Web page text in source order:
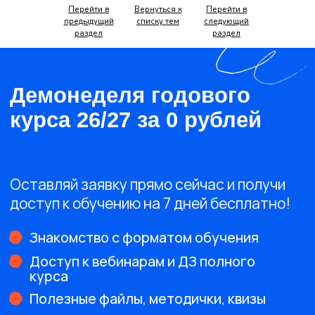
Вернуться к
списку тем
Перейти в
следующий
раздел
Перейти в
предыдущий
раздел
ООО «ПРОФИМАТИКА»
ИНН 9701325162
Адерс: г. Москва, Потаповский
2026 (c)Профиматика